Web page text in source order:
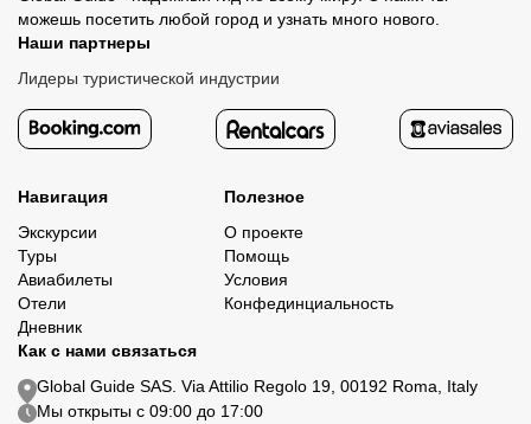
можешь посетить любой город и узнать много нового.
Наши партнеры
Лидеры туристической индустрии
Навигация
Экскурсии
Туры
Авиабилеты
Отели
Дневник
Полезное
О проекте
Помощь
Условия
Конфединциальность
Как с нами связаться
Global Guide SAS. Via Attilio Regolo 19, 00192 Roma, Italy
Мы открыты с 09:00 до 17:00